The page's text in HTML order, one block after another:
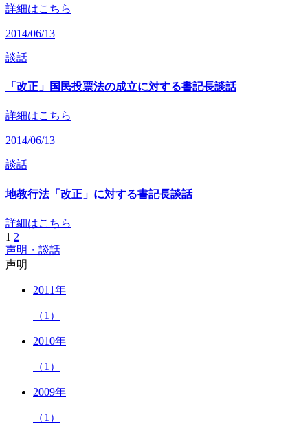
詳細はこちら
2014/06/13
談話
「改正」国民投票法の成立に対する書記長談話
詳細はこちら
2014/06/13
談話
地教行法「改正」に対する書記長談話
詳細はこちら
1 2
声明・談話
声明
2011年
（1）
2010年
（1）
2009年
（1）